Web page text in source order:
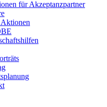
für Akzeptanzpartner